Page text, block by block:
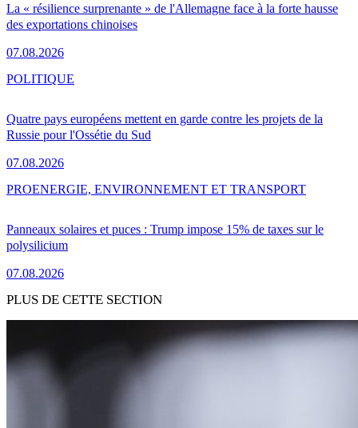
La « résilience surprenante » de l'Allemagne face à la forte hausse
des exportations chinoises
07.08.2026
Quatre pays européens mettent en garde contre les projets de la
Russie pour l'Ossétie du Sud
07.08.2026
POLITIQUE
Panneaux solaires et puces : Trump impose 15% de taxes sur le
polysilicium
07.08.2026
PROENERGIE, ENVIRONNEMENT ET TRANSPORT
PLUS DE CETTE SECTION